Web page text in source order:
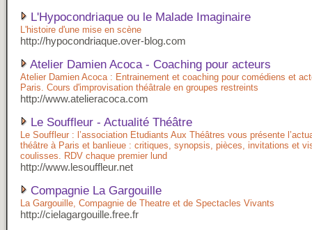
L'Hypocondriaque ou le Malade Imaginaire
L'histoire d'une mise en scène
http://hypocondriaque.over-blog.com
Atelier Damien Acoca - Coaching pour acteurs
Atelier Damien Acoca : Entrainement et coaching pour comédiens et
Paris. Cours d'improvisation théâtrale en groupes restreints
http://www.atelieracoca.com
Le Souffleur - Actualité Théâtre
Le Souffleur : l’association Etudiants Aux Théâtres vous présente
théâtre à Paris et banlieue : critiques, synopsis, pièces, invitations et
coulisses. RDV chaque premier lund
http://www.lesouffleur.net
Compagnie La Gargouille
La Gargouille, Compagnie de Theatre et de Spectacles Vivants
http://cielagargouille.free.fr